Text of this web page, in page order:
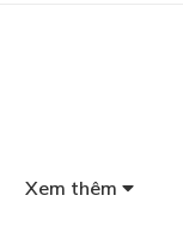
Xem thêm